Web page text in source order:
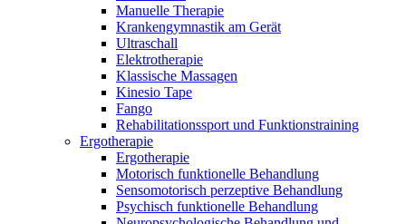
Manuelle Therapie
Krankengymnastik am Gerät
Ultraschall
Elektrotherapie
Klassische Massagen
Kinesio Tape
Fango
Rehabilitationssport und Funktionstraining
Ergotherapie
Ergotherapie
Motorisch funktionelle Behandlung
Sensomotorisch perzeptive Behandlung
Psychisch funktionelle Behandlung